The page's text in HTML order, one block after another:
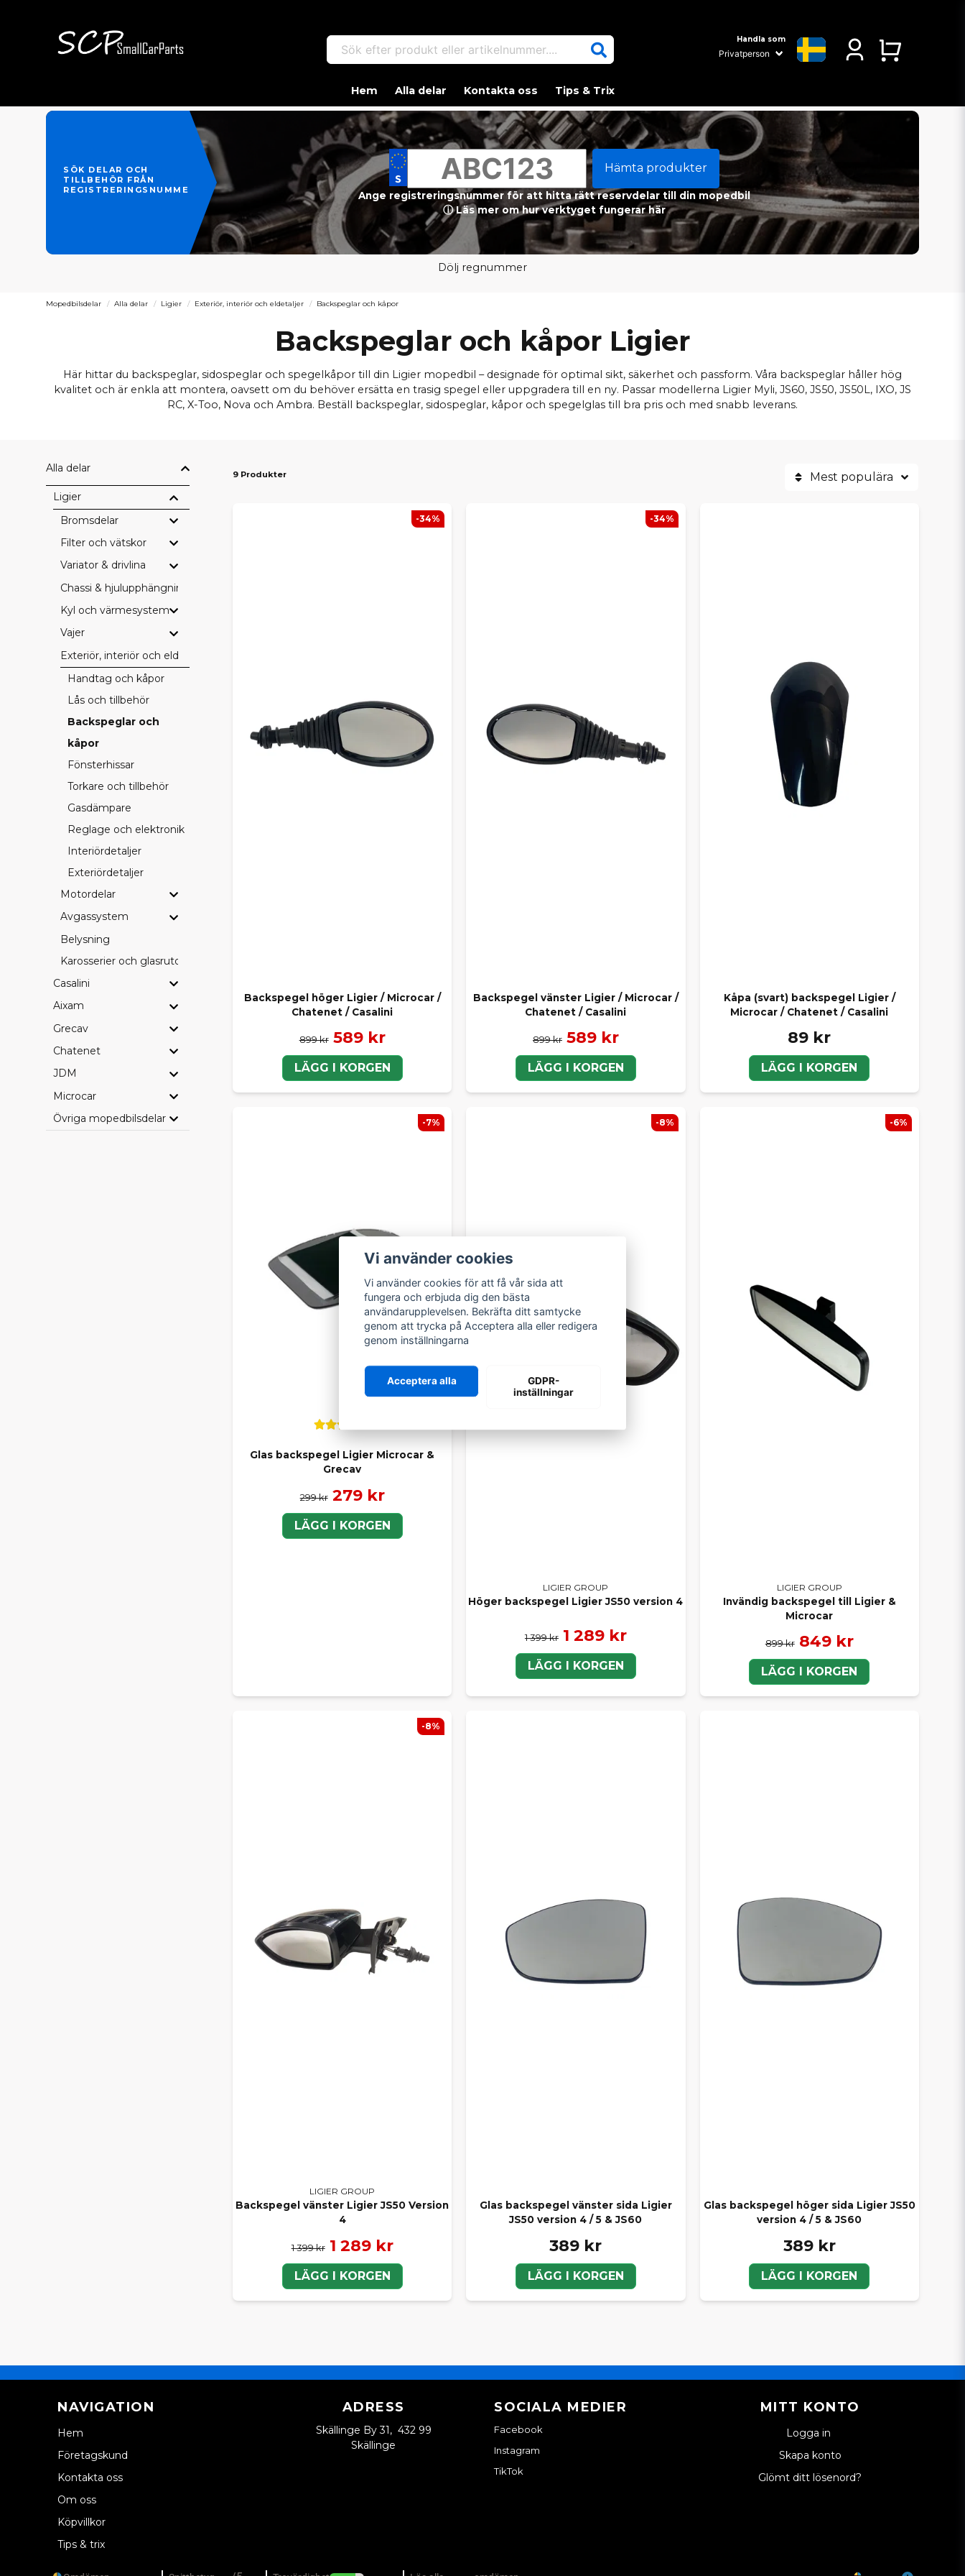
Sök efter produkt eller artikelnummer.... Handla som
Hem Alla delar Kontakta oss Tips & Trix
SÖK DELAR OCH
TILLBEHÖR FRÅN
REGISTRERINGSNUMMER
Hämta produkter
Ange registreringsnummer för att hitta rätt reservdelar till din mopedbil
ⓘ Läs mer om hur verktyget fungerar här
Dölj regnummer
Mopedbilsdelar Alla delar Ligier Exteriör, interiör och eldetaljer Backspeglar och kåpor
Backspeglar och kåpor Ligier
Här hittar du backspeglar, sidospeglar och spegelkåpor till din Ligier mopedbil – designade för optimal sikt, säkerhet och passform. Våra backspeglar håller hög
kvalitet och är enkla att montera, oavsett om du behöver ersätta en trasig spegel eller uppgradera till en ny. Passar modellerna Ligier Myli, JS60, JS50, JS50L, IXO, JS
RC, X-Too, Nova och Ambra. Beställ backspeglar, sidospeglar, kåpor och spegelglas till bra pris och med snabb leverans.
Alla delar
Ligier
Bromsdelar
Filter och vätskor
Variator & drivlina
Chassi & hjulupphängning
Kyl och värmesystem
Vajer
Exteriör, interiör och eldetaljer
Handtag och kåpor
Lås och tillbehör
Backspeglar och
kåpor
Fönsterhissar
Torkare och tillbehör
Gasdämpare
Reglage och elektronik
Interiördetaljer
Exteriördetaljer
Motordelar
Avgassystem
Belysning
Karosserier och glasrutor
Casalini
Aixam
Grecav
Chatenet
JDM
Microcar
Övriga mopedbilsdelar
9 Produkter Mest populära
Backspegel höger Ligier / Microcar /
Chatenet / Casalini
899 kr 589 kr
LÄGG I KORGEN
-34%
Backspegel vänster Ligier / Microcar /
Chatenet / Casalini
899 kr 589 kr
LÄGG I KORGEN
-34%
Kåpa (svart) backspegel Ligier /
Microcar / Chatenet / Casalini
89 kr
LÄGG I KORGEN
Glas backspegel Ligier Microcar &
Grecav
299 kr 279 kr
LÄGG I KORGEN
-7%
LIGIER GROUP
Höger backspegel Ligier JS50 version 4
1 399 kr 1 289 kr
LÄGG I KORGEN
-8%
LIGIER GROUP
Invändig backspegel till Ligier &
Microcar
899 kr 849 kr
LÄGG I KORGEN
-6%
LIGIER GROUP
Backspegel vänster Ligier JS50 Version
4
1 399 kr 1 289 kr
LÄGG I KORGEN
-8%
Glas backspegel vänster sida Ligier
JS50 version 4 / 5 & JS60
389 kr
LÄGG I KORGEN
Glas backspegel höger sida Ligier JS50
version 4 / 5 & JS60
389 kr
LÄGG I KORGEN
NAVIGATION
Hem
Företagskund
Kontakta oss
Om oss
Köpvillkor
Tips & trix
ADRESS
Skällinge By 31, 432 99
Skällinge
SOCIALA MEDIER
Facebook
Instagram
TikTok
MITT KONTO
Logga in
Skapa konto
Glömt ditt lösenord?
Vi använder cookies
Vi använder cookies för att få vår sida att
fungera och erbjuda dig den bästa
användarupplevelsen. Bekräfta ditt samtycke
genom att trycka på Acceptera alla eller redigera
genom inställningarna
Acceptera alla
GDPR-
inställningar